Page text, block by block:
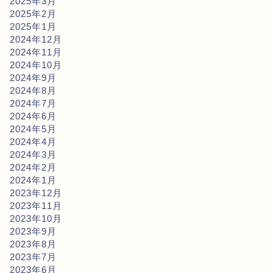
2025年2月
2025年1月
2024年12月
2024年11月
2024年10月
2024年9月
2024年8月
2024年7月
2024年6月
2024年5月
2024年4月
2024年3月
2024年2月
2024年1月
2023年12月
2023年11月
2023年10月
2023年9月
2023年8月
2023年7月
2023年6月